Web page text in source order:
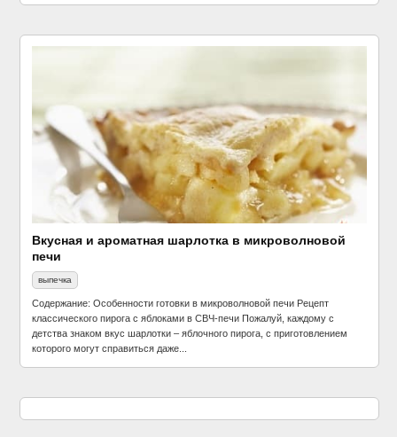
Вкусная и ароматная шарлотка в микроволновой
печи
выпечка
Содержание: Особенности готовки в микроволновой печи Рецепт
классического пирога с яблоками в СВЧ-печи Пожалуй, каждому с
детства знаком вкус шарлотки – яблочного пирога, с приготовлением
которого могут справиться даже...